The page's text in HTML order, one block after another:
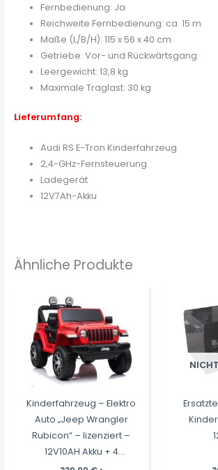
Fernbedienung: Ja
Reichweite Fernbedienung: ca. 15 m
Maße (L/B/H): 115 x 56 x 40 cm
Getriebe: Vor- und Rückwärtsgang
Leergewicht: 13,8 kg
Maximale Traglast: 30 kg
Lieferumfang:
Audi RS E-Tron Kinderfahrzeug
2,4-GHz-Fernsteuerung
Ladegerät
12V7Ah-Akku
Ähnliche Produkte
Kinderfahrzeug – Elektro
Auto „Jeep Wrangler
Rubicon“ – lizenziert –
12V10AH Akku + 4